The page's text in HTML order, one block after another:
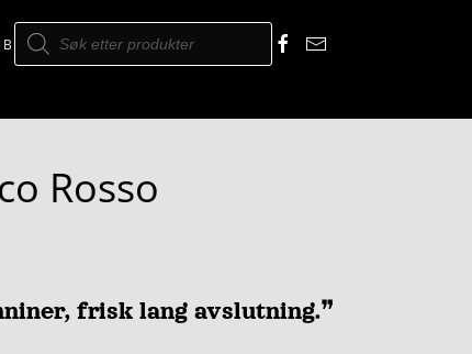
Products
search
Rosso
frisk lang avslutning.❞